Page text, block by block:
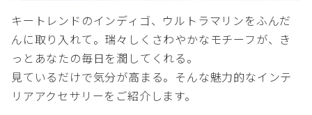
キートレンドのインディゴ、ウルトラマリンをふんだ
んに取り入れて。瑞々しくさわやかなモチーフが、き
っとあなたの毎日を潤してくれる。
見ているだけで気分が高まる。そんな魅力的なインテ
リアアクセサリーをご紹介します。